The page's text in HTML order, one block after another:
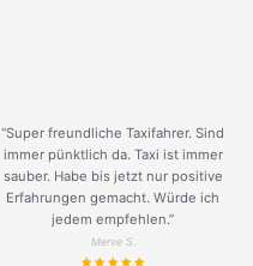
“Super freundliche Taxifahrer. Sind
immer pünktlich da. Taxi ist immer
sauber. Habe bis jetzt nur positive
Erfahrungen gemacht. Würde ich
jedem empfehlen.”
Merve S.